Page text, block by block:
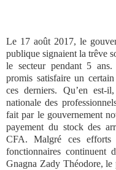
Le 17 août 2017, le
publique signaient la trêve
le secteur pendant 5
promis satisfaire un
ces derniers. Qu’en
nationale des
fait par le gouvernement
payement du stock des
CFA. Malgré ces efforts
fonctionnaires
Gnagna Zady Théodore, le